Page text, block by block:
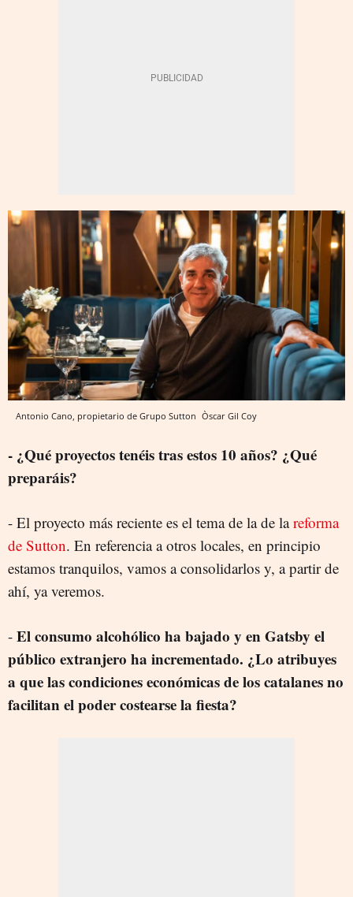
Antonio Cano, propietario de Grupo Sutton Òscar Gil Coy
- ¿Qué proyectos tenéis tras estos 10 años? ¿Qué
preparáis?
- El proyecto más reciente es el tema de la de lareforma
de Sutton. En referencia a otros locales, en principio
estamos tranquilos, vamos a consolidarlos y, a partir de
ahí, ya veremos.
- El consumo alcohólico ha bajado y en Gatsby el
público extranjero ha incrementado. ¿Lo atribuyes
a que las condiciones económicas de los catalanes no
facilitan el poder costearse la fiesta?